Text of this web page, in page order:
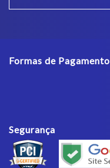
Formas de Pagamento
Segurança